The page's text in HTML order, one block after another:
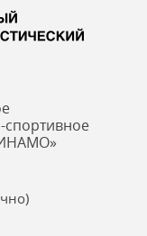
спортивное